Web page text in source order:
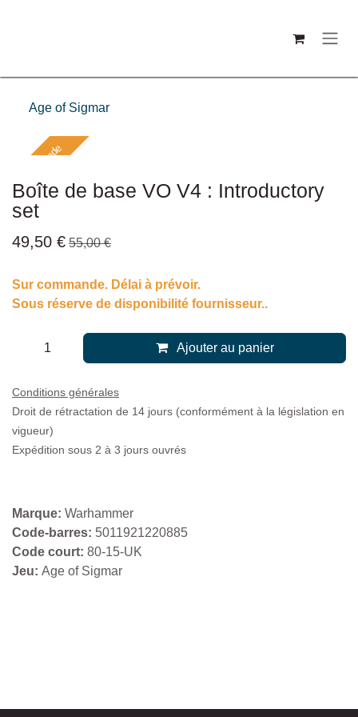
Age of Sigmar
Sur commande
Boîte de base VO V4 : Introductory
set
49,50 € 55,00€
Sur commande. Délai à prévoir.
Sous réserve de disponibilité fournisseur..
Ajouter au panier
Conditions générales
Droit de rétractation de 14 jours (conformément à la législation en
vigueur)
Expédition sous 2 à 3 jours ouvrés
Marque: Warhammer
Code-barres: 5011921220885
Code court: 80-15-UK
Jeu: Age of Sigmar